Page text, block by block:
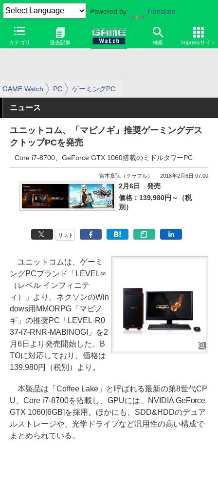
Powered by Translate
カテゴリ 過去記事 検索 Impressサイト
GAME Watch PC ゲーミングPC
ニュース
ユニットコム、「マビノギ」推奨ゲーミングデス
クトップPCを発売
Core i7-8700、GeForce GTX 1060搭載のミドルタワーPC
宮本章弘（クラフル） 2018年2月6日 07:00
2月6日 発売
価格：139,980円～（税
別）
リスト
ユニットコムは、ゲーミ
ングPCブランド「LEVEL∞
（レベル インフィニテ
ィ）」より、ネクソンのWin
dows用MMORPG「マビノ
ギ」の推奨PC「LEVEL-R0
37-i7-RNR-MABINOGI」を2
月6日より発売開始した。B
TOに対応しており、価格は
139,980円（税別）より。
本製品は「Coffee Lake」と呼ばれる最新の第8世代CP
U、Core i7-8700を搭載し、GPUには、NVIDIA GeForce
GTX 1060[6GB]を採用。ほかにも、SDD&HDDのデュア
ルストレージや、光学ドライブなど汎用性の高い構成で
まとめられている。